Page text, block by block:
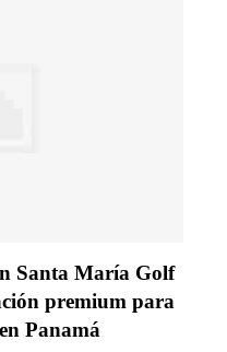
Santa María Golf
premium para
Panamá